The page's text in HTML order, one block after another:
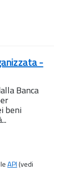
-
Banca
beni
API(vedi